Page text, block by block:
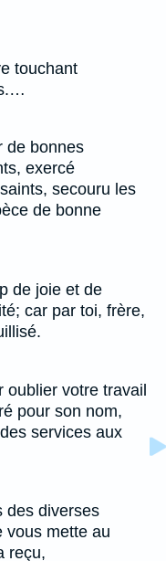
touchant
de bonnes
exercé
secouru les
de bonne
de joie et de
car par toi, frère,
oublier votre travail
pour son nom,
services aux
des diverses
vous mette au
reçu,